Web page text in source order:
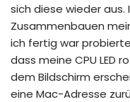
sich diese wieder
Zusammenbauen
ich fertig war
dass meine CPU LED
dem Bildschirm
eine Mac-Adresse